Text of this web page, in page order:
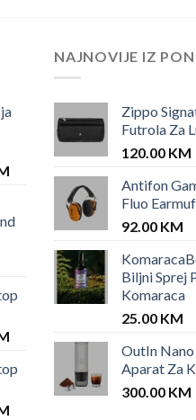
Current
35.00 KM.
Current
is:
12.00 KM.
Current
NAJNOVIJE IZ
Zippo
Futrola Za
120.00 KM
Antifon
Fluo
92.00 KM
Biljni Sprej
Komaraca
25.00 KM
OutIn
Aparat Za
300.00 KM